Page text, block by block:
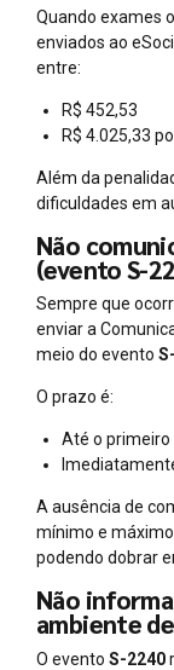
Quando exames
enviados ao
entre:
R$ 452,53
R$ 4.025,33
Além da
dificuldades em
Não
(evento S-
Sempre que
enviar a
meio do evento
O prazo é:
Até o primeiro
A ausência de
mínimo e
podendo dobrar
Não
ambiente
O evento S-2240